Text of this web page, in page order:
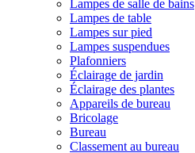
Lampes de salle de bains
Lampes de table
Lampes sur pied
Lampes suspendues
Plafonniers
Éclairage de jardin
Éclairage des plantes
Appareils de bureau
Bricolage
Bureau
Classement au bureau